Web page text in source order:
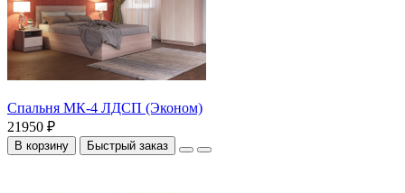
Спальня МК-4 ЛДСП (Эконом)
21950 ₽
В корзину Быстрый заказ